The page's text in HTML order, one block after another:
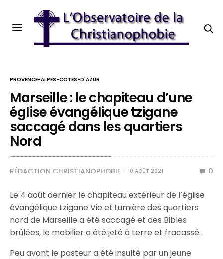
PROVENCE-ALPES-COTES-D'AZUR
Marseille : le chapiteau d’une
église évangélique tzigane
saccagé dans les quartiers
Nord
RÉDACTION CHRISTIANOPHOBIE 10 AOÛT 2021 0
Le 4 août dernier le chapiteau extérieur de l’église
évangélique tzigane Vie et Lumière des quartiers
nord de Marseille a été saccagé et des Bibles
brûlées, le mobilier a été jeté à terre et fracassé.
Peu avant le pasteur a été insulté par un jeune